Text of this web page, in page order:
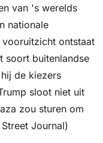
van 's werelds
nationale
ontstaat
soort buitenlandse
de kiezers
sloot niet uit
zou sturen om
Journal)